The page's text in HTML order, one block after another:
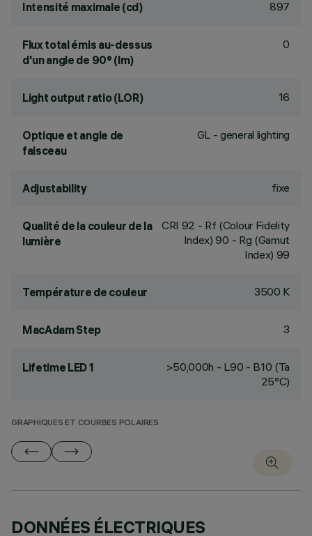
Intensité maximale (cd) 897
Flux total émis au-dessus
d'un angle de 90° (lm)
0
Light output ratio (LOR) 16
Optique et angle de
faisceau
GL - general lighting
Adjustability fixe
Qualité de la couleur de la
lumière
CRI 92 - Rf (Colour Fidelity
Index) 90 - Rg (Gamut
Index) 99
Température de couleur 3500 K
MacAdam Step 3
Lifetime LED 1
>50,000h - L90 - B10 (Ta
25°C)
GRAPHIQUES ET COURBES POLAIRES
DONNÉES ÉLECTRIQUES